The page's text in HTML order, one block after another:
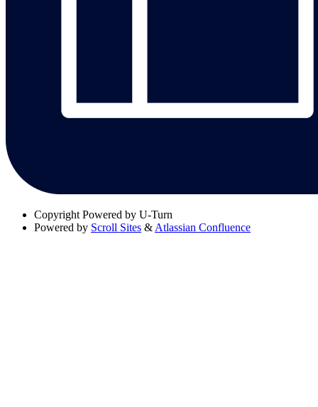
Copyright Powered by U-Turn
Powered by Scroll Sites & Atlassian Confluence